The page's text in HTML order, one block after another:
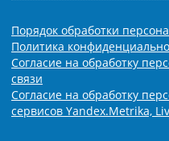
Порядок обработки
Политика
Согласие на обработку
связи
Согласие на обработку
сервисов Yandex.Metrika,